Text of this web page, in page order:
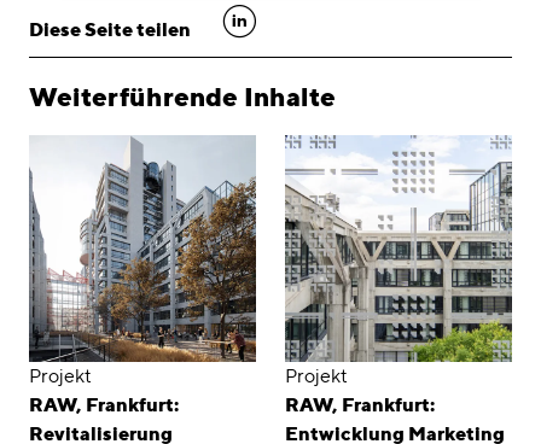
Diese Seite teilen linkedin
Weiterführende Inhalte
Projekt
RAW, Frankfurt:
Revitalisierung
Projekt
RAW, Frankfurt:
Entwicklung Marketing